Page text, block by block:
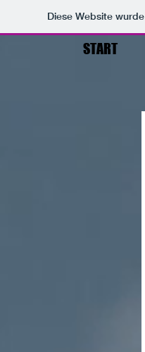
Diese Website
START